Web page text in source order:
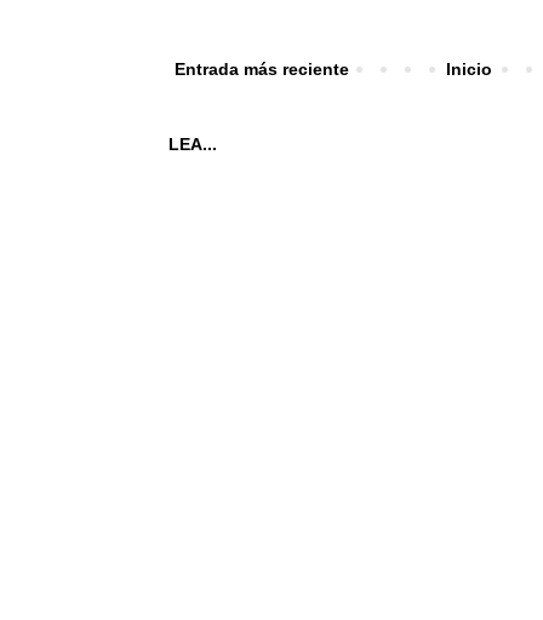
Entrada más reciente Inicio
LEA...